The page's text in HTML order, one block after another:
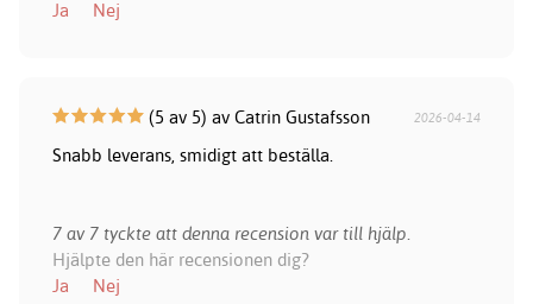
Ja Nej
(5 av 5) av Catrin Gustafsson 2026-04-14
Snabb leverans, smidigt att beställa.
7 av 7 tyckte att denna recension var till hjälp.
Hjälpte den här recensionen dig?
Ja
Nej